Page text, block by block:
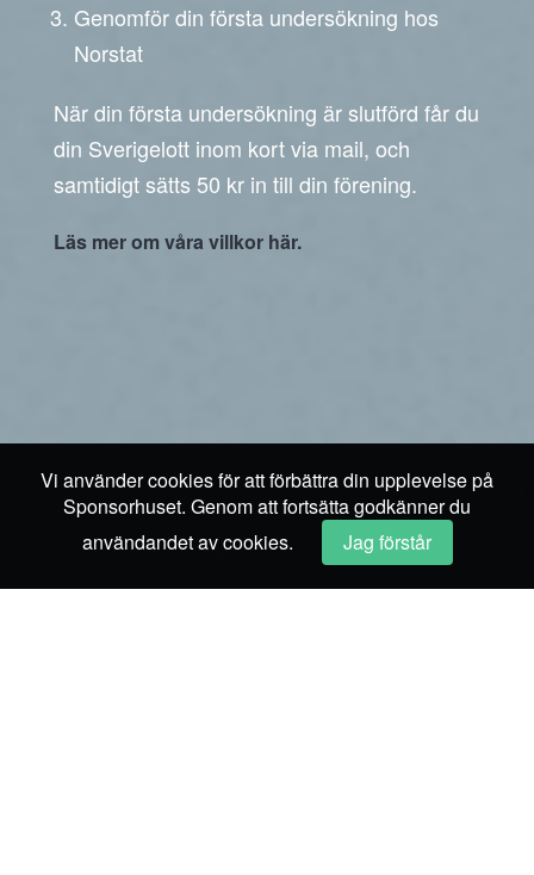
Genomför din första undersökning hos
Norstat
När din första undersökning är slutförd får du
din Sverigelott inom kort via mail, och
samtidigt sätts 50 kr in till din förening.
Läs mer om våra villkor här.
Vi använder cookies för att förbättra din upplevelse på
Sponsorhuset. Genom att fortsätta godkänner du
användandet av cookies.
Jag förstår